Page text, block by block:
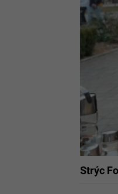
Strýc